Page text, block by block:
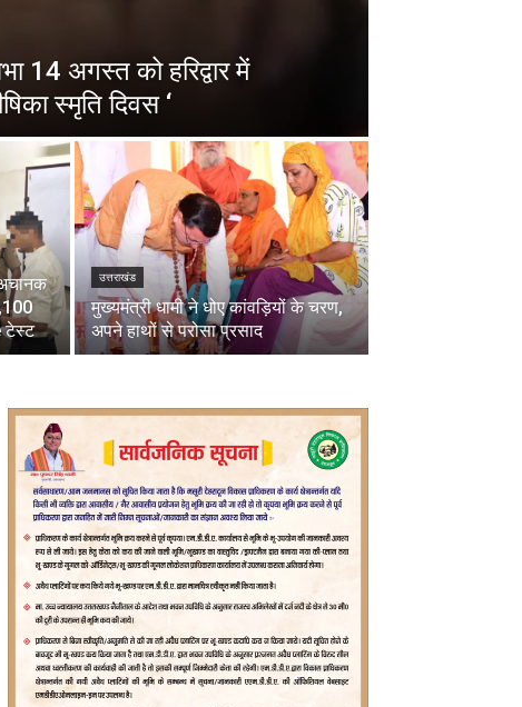
14 अगस्त को हरिद्वार में
स्मृति दिवस ‘
टेस्ट
उत्तराखंड
मुख्यमंत्री धामी ने धोए कांवड़ियों के चरण,
अपने हाथों से परोसा प्रसाद